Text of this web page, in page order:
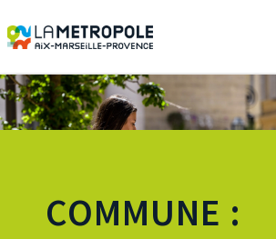
COMMUNE :